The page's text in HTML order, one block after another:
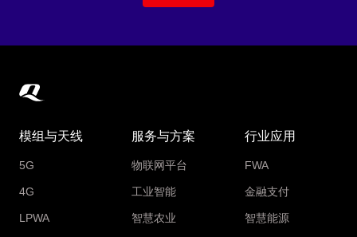
模组与天线
5G
4G
LPWA
服务与方案
物联网平台
工业智能
智慧农业
行业应用
FWA
金融支付
智慧能源